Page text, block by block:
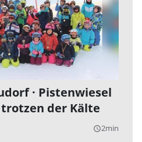
· Pistenwiesel
der Kälte
query_builder2min